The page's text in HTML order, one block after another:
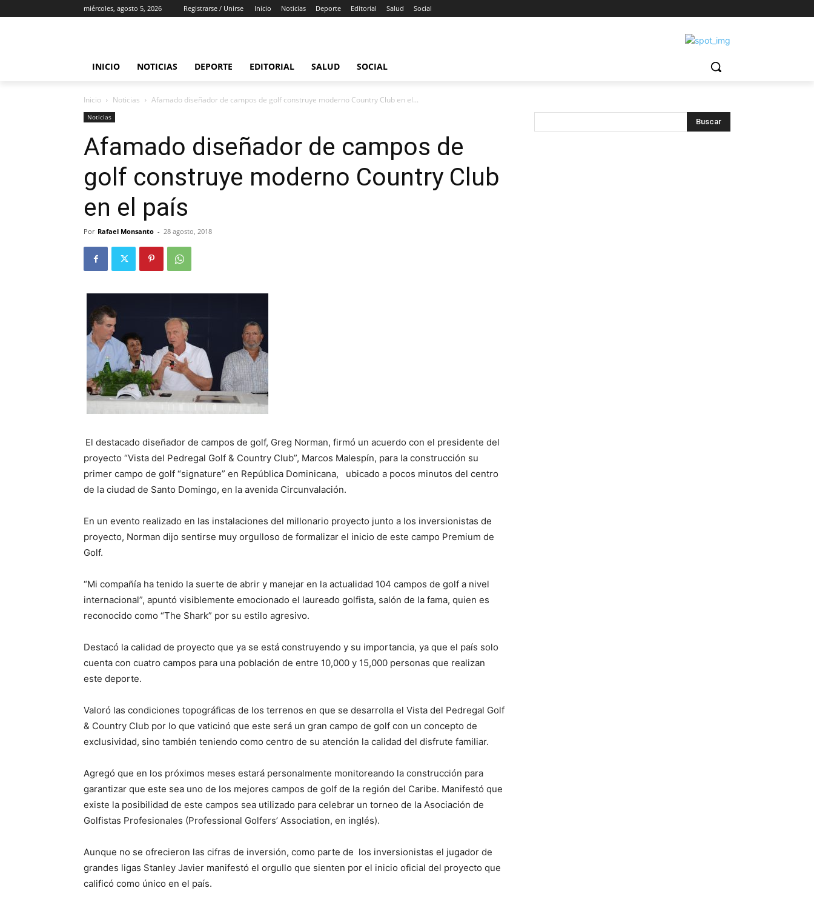
miércoles, agosto 5, 2026 Registrarse / Unirse Inicio Noticias Deporte Editorial Salud Social
INICIO NOTICIAS DEPORTE EDITORIAL SALUD SOCIAL
Inicio Noticias Afamado diseñador de campos de golf construye moderno Country Club en el...
Noticias
Afamado diseñador de campos de
golf construye moderno Country Club
en el país
Por Rafael Monsanto - 28 agosto, 2018
El destacado diseñador de campos de golf, Greg Norman, firmó un acuerdo con el presidente del
proyecto “Vista del Pedregal Golf & Country Club”, Marcos Malespín, para la construcción su
primer campo de golf “signature” en República Dominicana, ubicado a pocos minutos del centro
de la ciudad de Santo Domingo, en la avenida Circunvalación.
En un evento realizado en las instalaciones del millonario proyecto junto a los inversionistas de
proyecto, Norman dijo sentirse muy orgulloso de formalizar el inicio de este campo Premium de
Golf.
“Mi compañía ha tenido la suerte de abrir y manejar en la actualidad 104 campos de golf a nivel
internacional”, apuntó visiblemente emocionado el laureado golfista, salón de la fama, quien es
reconocido como “The Shark” por su estilo agresivo.
Destacó la calidad de proyecto que ya se está construyendo y su importancia, ya que el país solo
cuenta con cuatro campos para una población de entre 10,000 y 15,000 personas que realizan
este deporte.
Valoró las condiciones topográficas de los terrenos en que se desarrolla el Vista del Pedregal Golf
& Country Club por lo que vaticinó que este será un gran campo de golf con un concepto de
exclusividad, sino también teniendo como centro de su atención la calidad del disfrute familiar.
Agregó que en los próximos meses estará personalmente monitoreando la construcción para
garantizar que este sea uno de los mejores campos de golf de la región del Caribe. Manifestó que
existe la posibilidad de este campos sea utilizado para celebrar un torneo de la Asociación de
Golfistas Profesionales (Professional Golfers’ Association, en inglés).
Aunque no se ofrecieron las cifras de inversión, como parte de los inversionistas el jugador de
grandes ligas Stanley Javier manifestó el orgullo que sienten por el inicio oficial del proyecto que
calificó como único en el país.